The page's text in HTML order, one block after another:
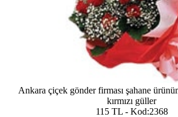
Ankara çiçek gönder firması şahane
kırmızı güller
115 TL - Kod:2368